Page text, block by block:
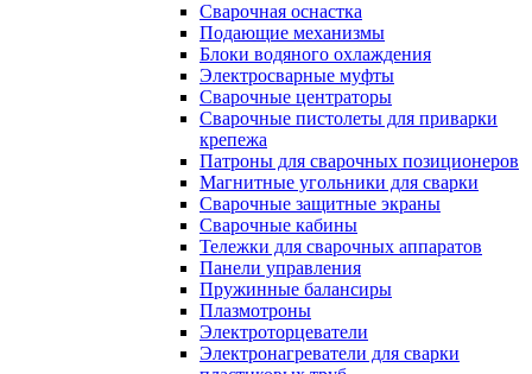
Сварочная оснастка
Подающие механизмы
Блоки водяного охлаждения
Электросварные муфты
Сварочные центраторы
Сварочные пистолеты для приварки
крепежа
Патроны для сварочных позиционеров
Магнитные угольники для сварки
Сварочные защитные экраны
Сварочные кабины
Тележки для сварочных аппаратов
Панели управления
Пружинные балансиры
Плазмотроны
Электроторцеватели
Электронагреватели для сварки